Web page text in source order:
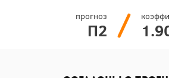
прогноз
П2